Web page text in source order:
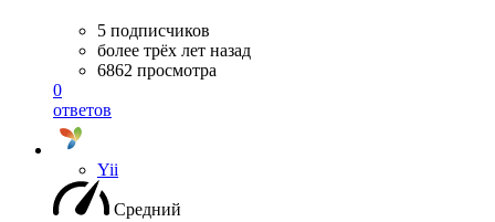
5 подписчиков
более трёх лет назад
6862 просмотра
0
ответов
Yii
Средний